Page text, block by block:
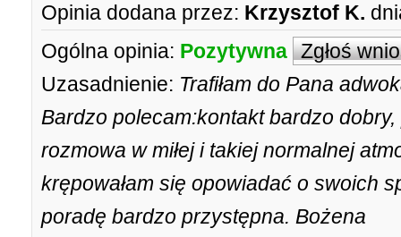
Opinia dodana przez: Krzysztof K.
Ogólna opinia: Pozytywna Zgłoś
Uzasadnienie: Trafiłam do Pana
Bardzo polecam:kontakt bardzo
rozmowa w miłej i takiej normalnej
krępowałam się opowiadać o swoich
poradę bardzo przystępna. Bożena